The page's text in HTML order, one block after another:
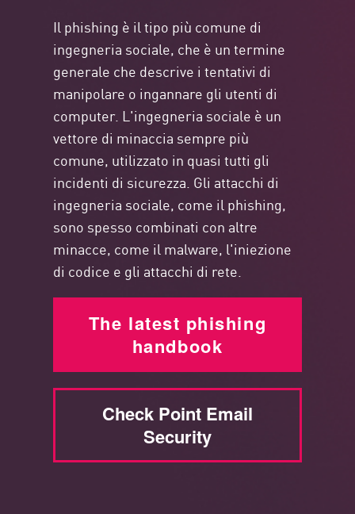
Il phishing è il tipo più comune di
ingegneria sociale, che è un termine
generale che descrive i tentativi di
manipolare o ingannare gli utenti di
computer. L'ingegneria sociale è un
vettore di minaccia sempre più
comune, utilizzato in quasi tutti gli
incidenti di sicurezza. Gli attacchi di
ingegneria sociale, come il phishing,
sono spesso combinati con altre
minacce, come il malware, l'iniezione
di codice e gli attacchi di rete.
The latest phishing
handbook
Check Point Email
Security